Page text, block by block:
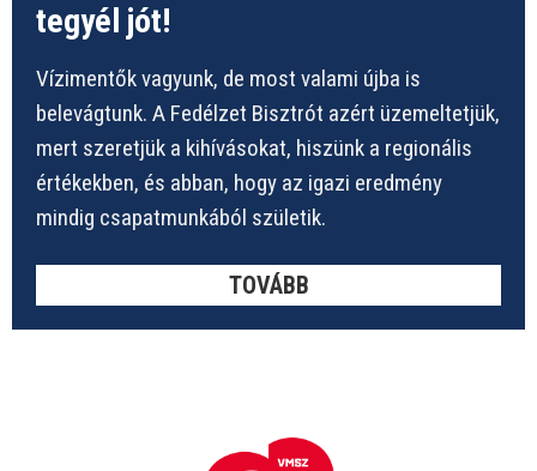
tegyél jót!
Vízimentők vagyunk, de most valami újba is
belevágtunk. A Fedélzet Bisztrót azért üzemeltetjük,
mert szeretjük a kihívásokat, hiszünk a regionális
értékekben, és abban, hogy az igazi eredmény
mindig csapatmunkából születik.
TOVÁBB